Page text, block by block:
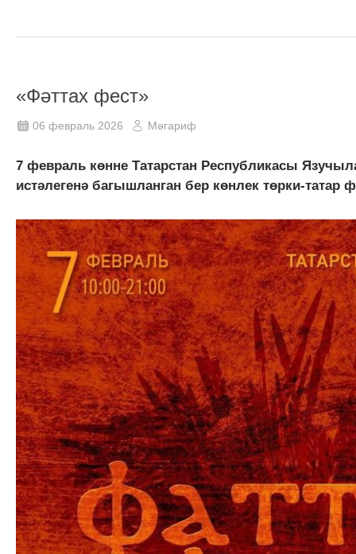
«Фәттах фест»
06 февраль 2026 Мәгариф
7 февраль көнне Татарстан Республикасы
истәлегенә багышланган бер көнлек төрки-татар